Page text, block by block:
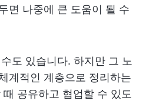
면 나중에 큰 도움이 될 수
도 있습니다. 하지만 그 노
계적인 계층으로 정리하는
공유하고 협업할 수 있도